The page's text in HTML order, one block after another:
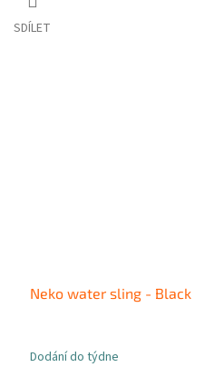
SDÍLET
Neko water sling - Black
Dodání do týdne